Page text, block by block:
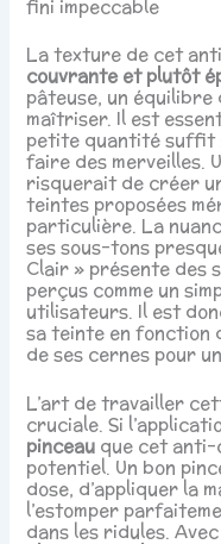
fini impeccable
La texture de cet
couvrante et plutôt
pâteuse, un équilibre
maîtriser. Il est
petite quantité suffit
faire des merveilles.
risquerait de créer
teintes proposées
particulière. La
ses sous-tons
Clair » présente des
perçus comme un
utilisateurs. Il est
sa teinte en fonction
de ses cernes pour
L’art de travailler
cruciale. Si
pinceau que cet anti-
potentiel. Un bon
dose, d’appliquer la
l’estomper
dans les ridules.